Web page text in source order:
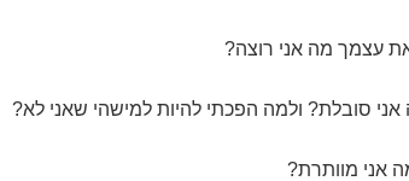
עצמך מה אני רוצה?
סובלת? ולמה הפכתי להיות למישהי שאני לא?
אני מוותרת?